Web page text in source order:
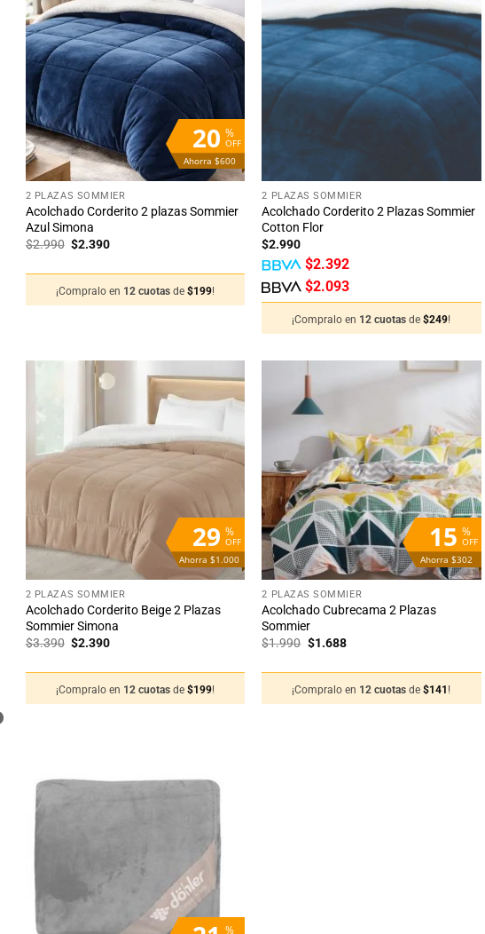
%
OFF
20
Ahorra $600
Añadir
a la
lista
de
deseos
+
2 PLAZAS SOMMIER
Acolchado Corderito 2 plazas Sommier
Azul Simona
$2.990 El
$2.990.
$2.390El
$2.390.
¡Compralo en 12 cuotas de $199!
Añadir
a la
de
deseos
2 PLAZAS SOMMIER
Acolchado Corderito 2 Plazas Sommier
Cotton Flor
$2.990
$2.392
$2.093
¡Compralo en 12 cuotasde$249!
%
OFF
29
Ahorra $1.000
lista
deseos
2 PLAZAS SOMMIER
Acolchado Corderito Beige 2 Plazas
Sommier Simona
$3.390 El
$3.390.
$2.390El
$2.390.
¡Compralo en 12 cuotas de $199!
%
OFF
15
Ahorra $302
a la
lista
de
deseos
+
2 PLAZAS SOMMIER
Acolchado Cubrecama 2 Plazas
Sommier
$1.990 El
$1.990.
$1.688El
$1.688.
¡Compralo en 12 cuotasde$141 !
%
lista
de
deseos